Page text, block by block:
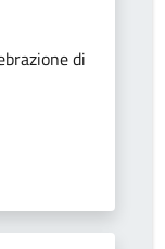
di